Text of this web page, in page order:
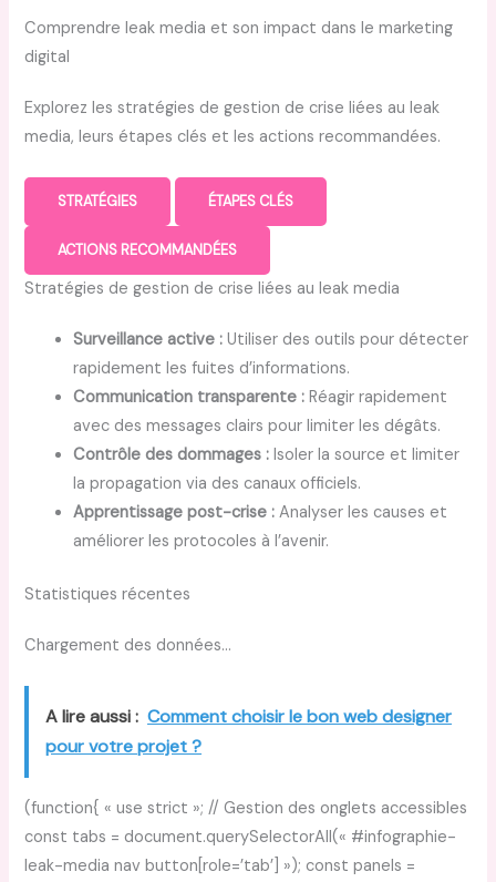
Comprendre leak media et son impact dans le marketing
digital
Explorez les stratégies de gestion de crise liées au leak
media, leurs étapes clés et les actions recommandées.
STRATÉGIES ÉTAPES CLÉS
ACTIONS RECOMMANDÉES
Stratégies de gestion de crise liées au leak media
Surveillance active : Utiliser des outils pour détecter
rapidement les fuites d’informations.
Communication transparente : Réagir rapidement
avec des messages clairs pour limiter les dégâts.
Contrôle des dommages : Isoler la source et limiter
la propagation via des canaux officiels.
Apprentissage post-crise : Analyser les causes et
améliorer les protocoles à l’avenir.
Statistiques récentes
Chargement des données…
A lire aussi : Comment choisir le bon web designer
pour votre projet ?
(function{ « use strict »; // Gestion des onglets accessibles
const tabs = document.querySelectorAll(« #infographie-
leak-media nav button[role=’tab’] »); const panels =